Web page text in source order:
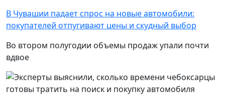
В Чувашии падает спрос на новые автомобили:
покупателей отпугивают цены и скудный выбор
Во втором полугодии объемы продаж упали почти
вдвое